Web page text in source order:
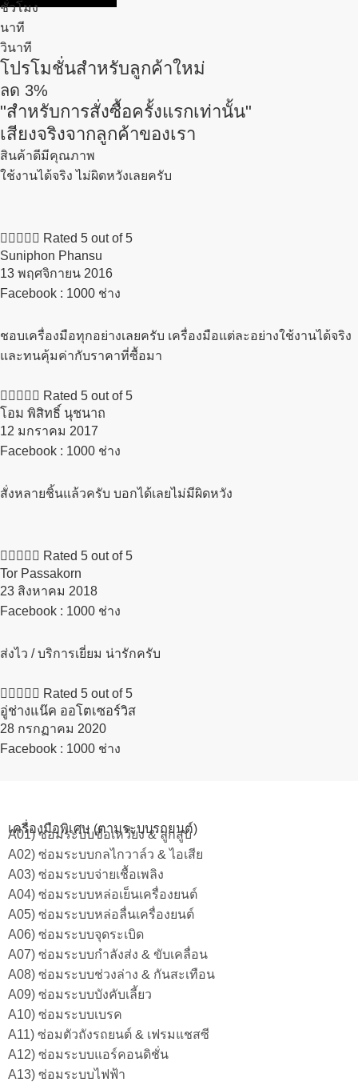
ชั่วโมง
นาที
วินาที
โปรโมชั่นสำหรับลูกค้าใหม่
ลด 3%
"สำหรับการสั่งซื้อครั้งแรกเท่านั้น"
เสียงจริงจากลูกค้าของเรา
สินค้าดีมีคุณภาพ
ใช้งานได้จริง ไม่ผิดหวังเลยครับ
     Rated 5 out of 5
Suniphon Phansu
13 พฤศจิกายน 2016​
Facebook : 1000 ช่าง
ชอบเครื่องมือทุกอย่างเลยครับ เครื่องมือแต่ละอย่างใช้งานได้จริง
และทนคุ้มค่ากับราคาที่ซื้อมา
     Rated 5 out of 5
โอม พิสิทธิ์ นุชนาถ
12 มกราคม 2017​
Facebook : 1000 ช่าง
สั่งหลายชิ้นแล้วครับ บอกได้เลยไม่มีผิดหวัง
     Rated 5 out of 5
Tor Passakorn
23 สิงหาคม 2018​
Facebook : 1000 ช่าง
ส่งไว / บริการเยี่ยม น่ารักครับ
     Rated 5 out of 5
อู่ช่างแน๊ค ออโตเซอร์วิส
28 กรกฏาคม 2020​
Facebook : 1000 ช่าง
เครื่องมือพิเศษ (ตามระบบรถยนต์)
A01) ซ่อมระบบข้อเหวี่ยง & ลูกสูบ
A02) ซ่อมระบบกลไกวาล์ว & ไอเสีย
A03) ซ่อมระบบจ่ายเชื้อเพลิง
A04) ซ่อมระบบหล่อเย็นเครื่องยนต์
A05) ซ่อมระบบหล่อลื่นเครื่องยนต์
A06) ซ่อมระบบจุดระเบิด
A07) ซ่อมระบบกำลังส่ง & ขับเคลื่อน
A08) ซ่อมระบบช่วงล่าง & กันสะเทือน
A09) ซ่อมระบบบังคับเลี้ยว
A10) ซ่อมระบบเบรค
A11) ซ่อมตัวถังรถยนต์ & เฟรมแชสซี
A12) ซ่อมระบบแอร์คอนดิชั่น
A13) ซ่อมระบบไฟฟ้า